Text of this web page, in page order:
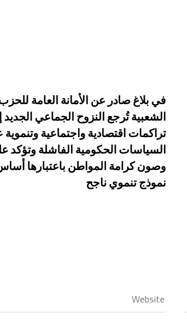
في بلاغ صادر عن الأمانة العامة
الشعبية تُرجع النزوح الجماعي الجديد
تراكمات اقتصادية واجتماعية وتنموية
السياسات الحكومية الفاشلة وتؤكد
وصون كرامة المواطن باعتبارها
نموذج تنموي ناجح